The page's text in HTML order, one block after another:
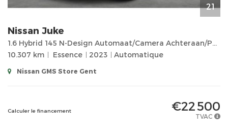
21
Nissan Juke
1.6 Hybrid 145 N-Design Automaat/Camera Achteraan/Parkeersensoren/Cruise Control...
10.307 km
Essence 2023 Automatique
Nissan GMS Store Gent
Calculer le financement €22 500
TVAC